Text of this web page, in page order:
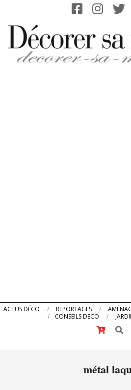
content
Primary
ACTUS DÉCO REPORTAGES
CONSEILS DÉCO
Search
métal